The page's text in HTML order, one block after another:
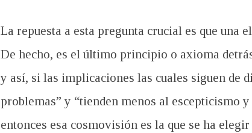
La repuesta a esta pregunta crucial es que una
De hecho, es el último principio o axioma
y así, si las implicaciones las cuales siguen de
problemas” y “tienden menos al escepticismo
entonces esa cosmovisión es la que se ha